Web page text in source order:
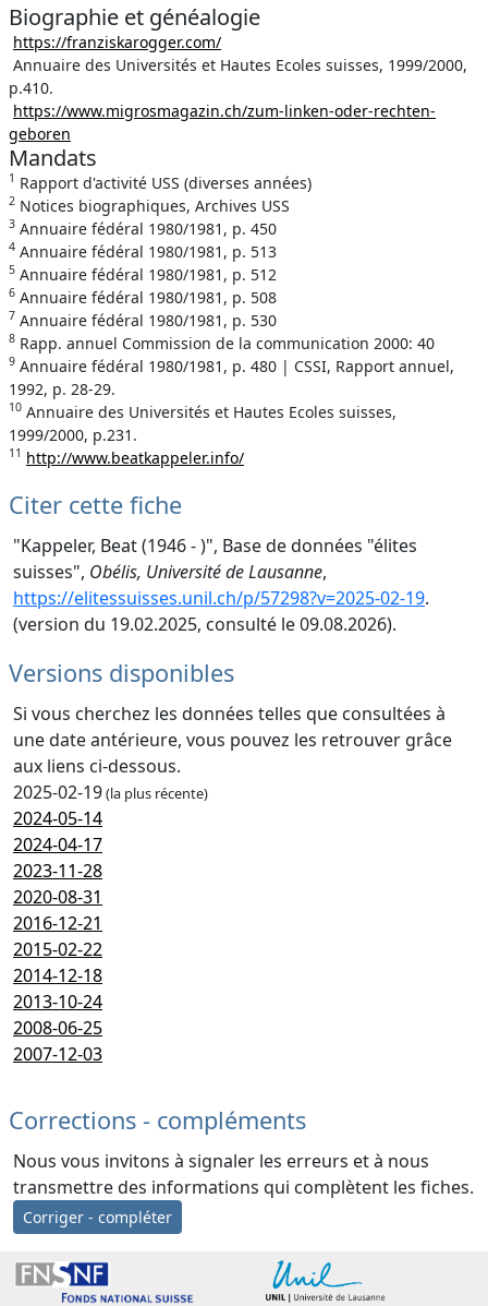
Biographie et généalogie
https://franziskarogger.com/
Annuaire des Universités et Hautes Ecoles suisses, 1999/2000,
p.410.
https://www.migrosmagazin.ch/zum-linken-oder-rechten-
geboren
Mandats
1 Rapport d'activité USS (diverses années)
2 Notices biographiques, Archives USS
3 Annuaire fédéral 1980/1981, p. 450
4 Annuaire fédéral 1980/1981, p. 513
5 Annuaire fédéral 1980/1981, p. 512
6 Annuaire fédéral 1980/1981, p. 508
7 Annuaire fédéral 1980/1981, p. 530
8 Rapp. annuel Commission de la communication 2000: 40
9 Annuaire fédéral 1980/1981, p. 480 | CSSI, Rapport annuel,
1992, p. 28-29.
10 Annuaire des Universités et Hautes Ecoles suisses,
1999/2000, p.231.
11 http://www.beatkappeler.info/
Citer cette fiche
"Kappeler, Beat (1946 - )", Base de données "élites
suisses", Obélis, Université de Lausanne,
https://elitessuisses.unil.ch/p/57298?v=2025-02-19.
(version du 19.02.2025, consulté le 09.08.2026).
Versions disponibles
Si vous cherchez les données telles que consultées à
une date antérieure, vous pouvez les retrouver grâce
aux liens ci-dessous.
2025-02-19(la plus récente)
2024-05-14
2024-04-17
2023-11-28
2020-08-31
2016-12-21
2015-02-22
2014-12-18
2013-10-24
2008-06-25
2007-12-03
Corrections - compléments
Nous vous invitons à signaler les erreurs et à nous
transmettre des informations qui complètent les fiches.
Corriger - compléter